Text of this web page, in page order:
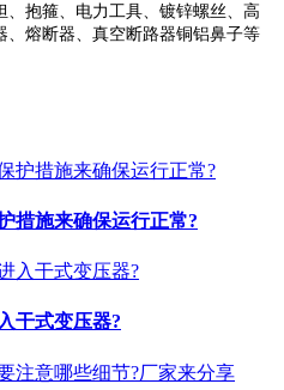
抱箍、电力工具、镀锌螺丝、高
熔断器、真空断路器铜铝鼻子等
措施来确保运行正常?
干式变压器?